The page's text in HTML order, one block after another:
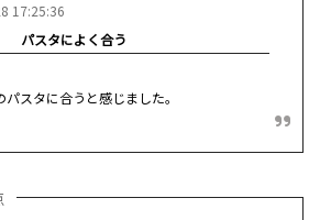
17:25:36
パスタによく合う
パスタに合うと感じました。